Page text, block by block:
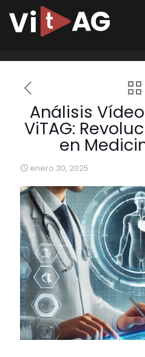
Análisis
ViTAG:
en
enero 30, 2025